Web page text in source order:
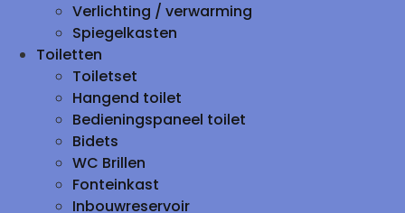
Verlichting / verwarming
Spiegelkasten
Toiletten
Toiletset
Hangend toilet
Bedieningspaneel toilet
Bidets
WC Brillen
Fonteinkast
Inbouwreservoir